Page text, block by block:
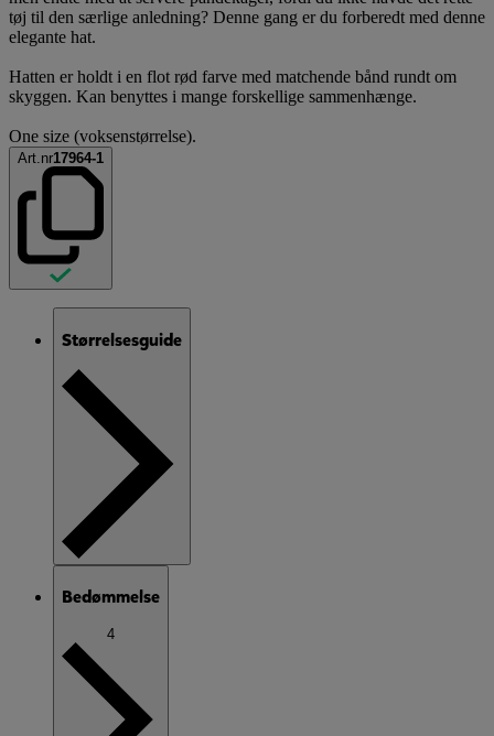
tøj til den særlige anledning? Denne gang er du forberedt med denne
elegante hat.
Hatten er holdt i en flot rød farve med matchende bånd rundt om
skyggen. Kan benyttes i mange forskellige sammenhænge.
One size (voksenstørrelse).
Art.nr17964-1
Størrelsesguide
Bedømmelse
4